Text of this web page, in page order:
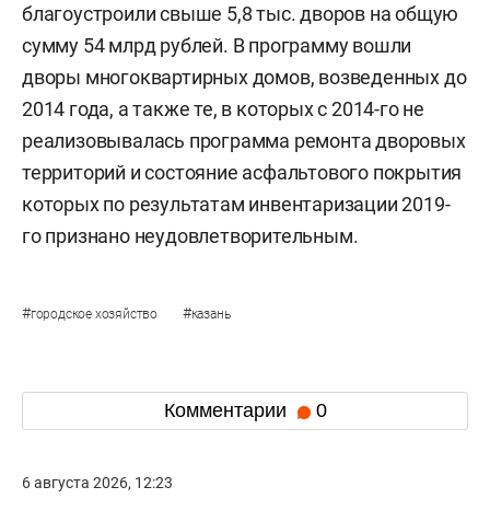
благоустроили свыше 5,8 тыс. дворов на общую
сумму 54 млрд рублей. В программу вошли
дворы многоквартирных домов, возведенных до
2014 года, а также те, в которых с 2014-го не
реализовывалась программа ремонта дворовых
территорий и состояние асфальтового покрытия
которых по результатам инвентаризации 2019-
го признано неудовлетворительным.
#городское хозяйство #казань
Комментарии 0
6 августа 2026, 12:23